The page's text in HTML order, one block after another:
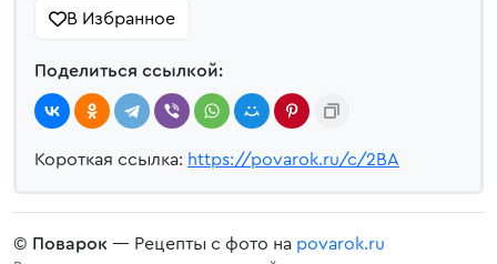
В Избранное
Поделиться ссылкой:
Короткая ссылка: https://povarok.ru/c/2BA
© Поварок — Рецепты с фото на povarok.ru